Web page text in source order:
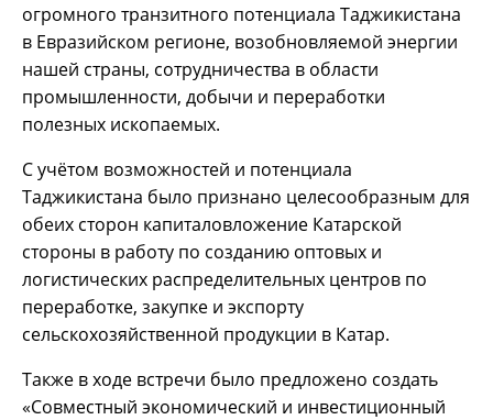
огромного транзитного потенциала Таджикистана
в Евразийском регионе, возобновляемой энергии
нашей страны, сотрудничества в области
промышленности, добычи и переработки
полезных ископаемых.
С учётом возможностей и потенциала
Таджикистана было признано целесообразным для
обеих сторон капиталовложение Катарской
стороны в работу по созданию оптовых и
логистических распределительных центров по
переработке, закупке и экспорту
сельскохозяйственной продукции в Катар.
Также в ходе встречи было предложено создать
«Совместный экономический и инвестиционный